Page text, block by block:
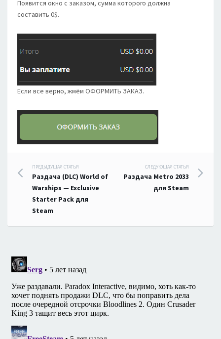
Появится окно с заказом, сумма которого должна
составить 0$.
Если все верно, жмём ОФОРМИТЬ ЗАКАЗ.
Навигация
по
записям
ПРЕДЫДУЩАЯ СТАТЬЯ
Раздача (DLC) World of
Warships — Exclusive
Starter Pack для
Steam
СЛЕДУЮЩАЯ СТАТЬЯ
Раздача Metro 2033
для Steam